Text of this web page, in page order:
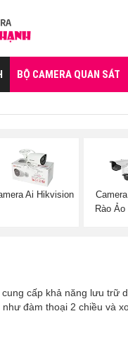
BỘ CAMERA QUAN SÁT
Ai Hikvision
Rào
cấp khả năng lưu
đàm thoại 2 chiều và